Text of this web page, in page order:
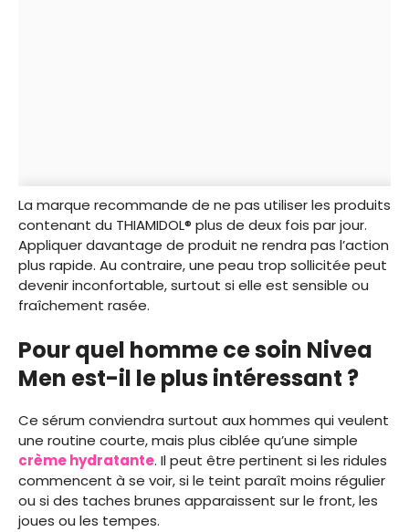
La marque recommande de ne pas utiliser les produits
contenant du THIAMIDOL® plus de deux fois par jour.
Appliquer davantage de produit ne rendra pas l’action
plus rapide. Au contraire, une peau trop sollicitée peut
devenir inconfortable, surtout si elle est sensible ou
fraîchement rasée.
Pour quel homme ce soin Nivea
Men est-il le plus intéressant ?
Ce sérum conviendra surtout aux hommes qui veulent
une routine courte, mais plus ciblée qu’une simple
crème hydratante. Il peut être pertinent si les ridules
commencent à se voir, si le teint paraît moins régulier
ou si des taches brunes apparaissent sur le front, les
joues ou les tempes.